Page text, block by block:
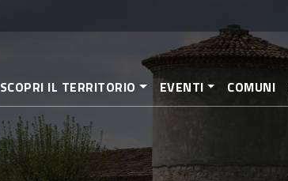
al
contenuto
principale
SCOPRI IL TERRITORIO EVENTI COMUNI